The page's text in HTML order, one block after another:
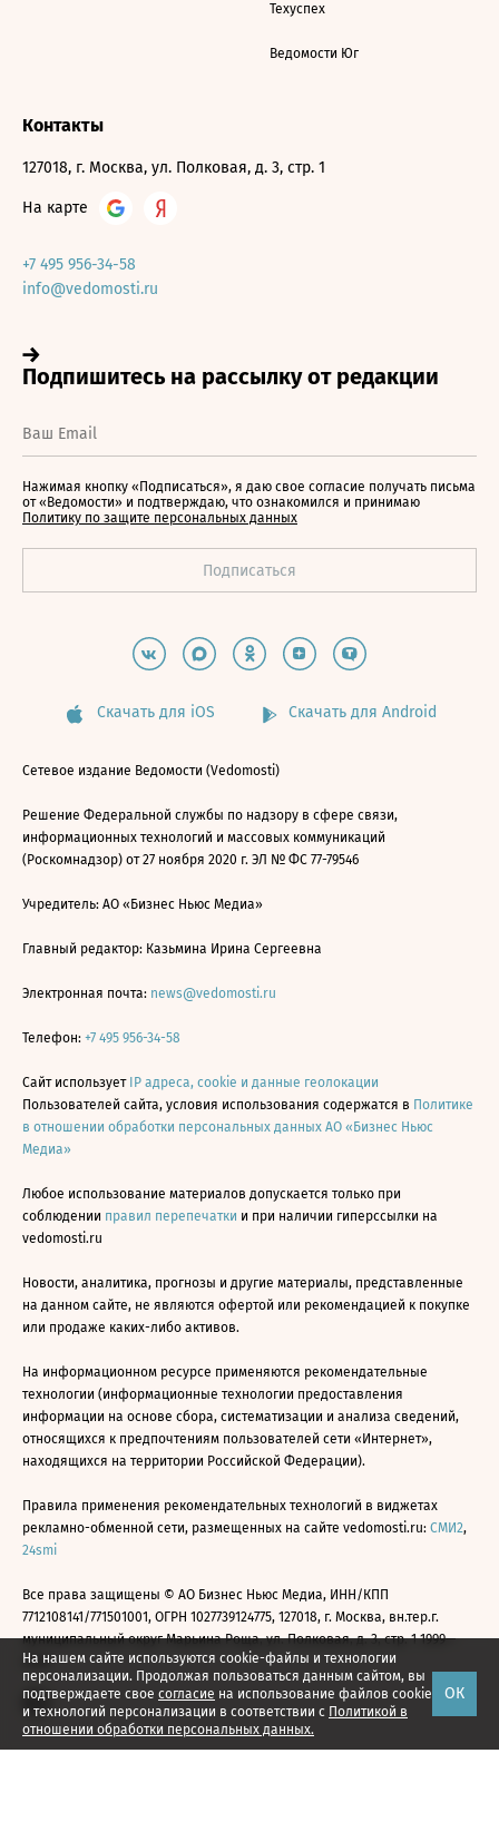
На нашем сайте используются cookie-файлы и технологии
персонализации. Продолжая пользоваться данным сайтом, вы
подтверждаете свое согласие на использование файлов cookie
и технологий персонализации в соответствии с Политикой в
отношении обработки персональных данных.
ОК
Техуспех
Ведомости Юг
Контакты
127018, г. Москва, ул. Полковая, д. 3, стр. 1
На карте
+7 495 956-34-58
info@vedomosti.ru
Нажимая кнопку «Подписаться», я даю свое согласие получать письма
от «Ведомости» и подтверждаю, что ознакомился и принимаю
Политику по защите персональных данных
Скачать для iOS Скачать для Android
Сетевое издание Ведомости (Vedomosti)
Решение Федеральной службы по надзору в сфере связи,
информационных технологий и массовых коммуникаций
(Роскомнадзор) от 27 ноября 2020 г. ЭЛ № ФС 77-79546
Учредитель: АО «Бизнес Ньюс Медиа»
Главный редактор: Казьмина Ирина Сергеевна
Электронная почта: news@vedomosti.ru
Телефон: +7 495 956-34-58
Сайт использует IP адреса, cookie и данные геолокации
Пользователей сайта, условия использования содержатся в Политике
в отношении обработки персональных данных АО «Бизнес Ньюс
Медиа»
Любое использование материалов допускается только при
соблюдении правил перепечатки и при наличии гиперссылки на
vedomosti.ru
Новости, аналитика, прогнозы и другие материалы, представленные
на данном сайте, не являются офертой или рекомендацией к покупке
или продаже каких-либо активов.
На информационном ресурсе применяются рекомендательные
технологии (информационные технологии предоставления
информации на основе сбора, систематизации и анализа сведений,
относящихся к предпочтениям пользователей сети «Интернет»,
находящихся на территории Российской Федерации).
Правила применения рекомендательных технологий в виджетах
рекламно-обменной сети, размещенных на сайте vedomosti.ru: СМИ2,
24smi
Все права защищены © АО Бизнес Ньюс Медиа, ИНН/КПП
7712108141/771501001, ОГРН 1027739124775, 127018, г. Москва, вн.тер.г.
муниципальный округ Марьина Роща, ул. Полковая, д. 3, стр. 1 1999—
2026